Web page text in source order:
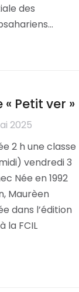
des
Petit ver »
2025
2 h une classe
vendredi 3
Née en 1992
Maurèen
dans l’édition
la FCIL